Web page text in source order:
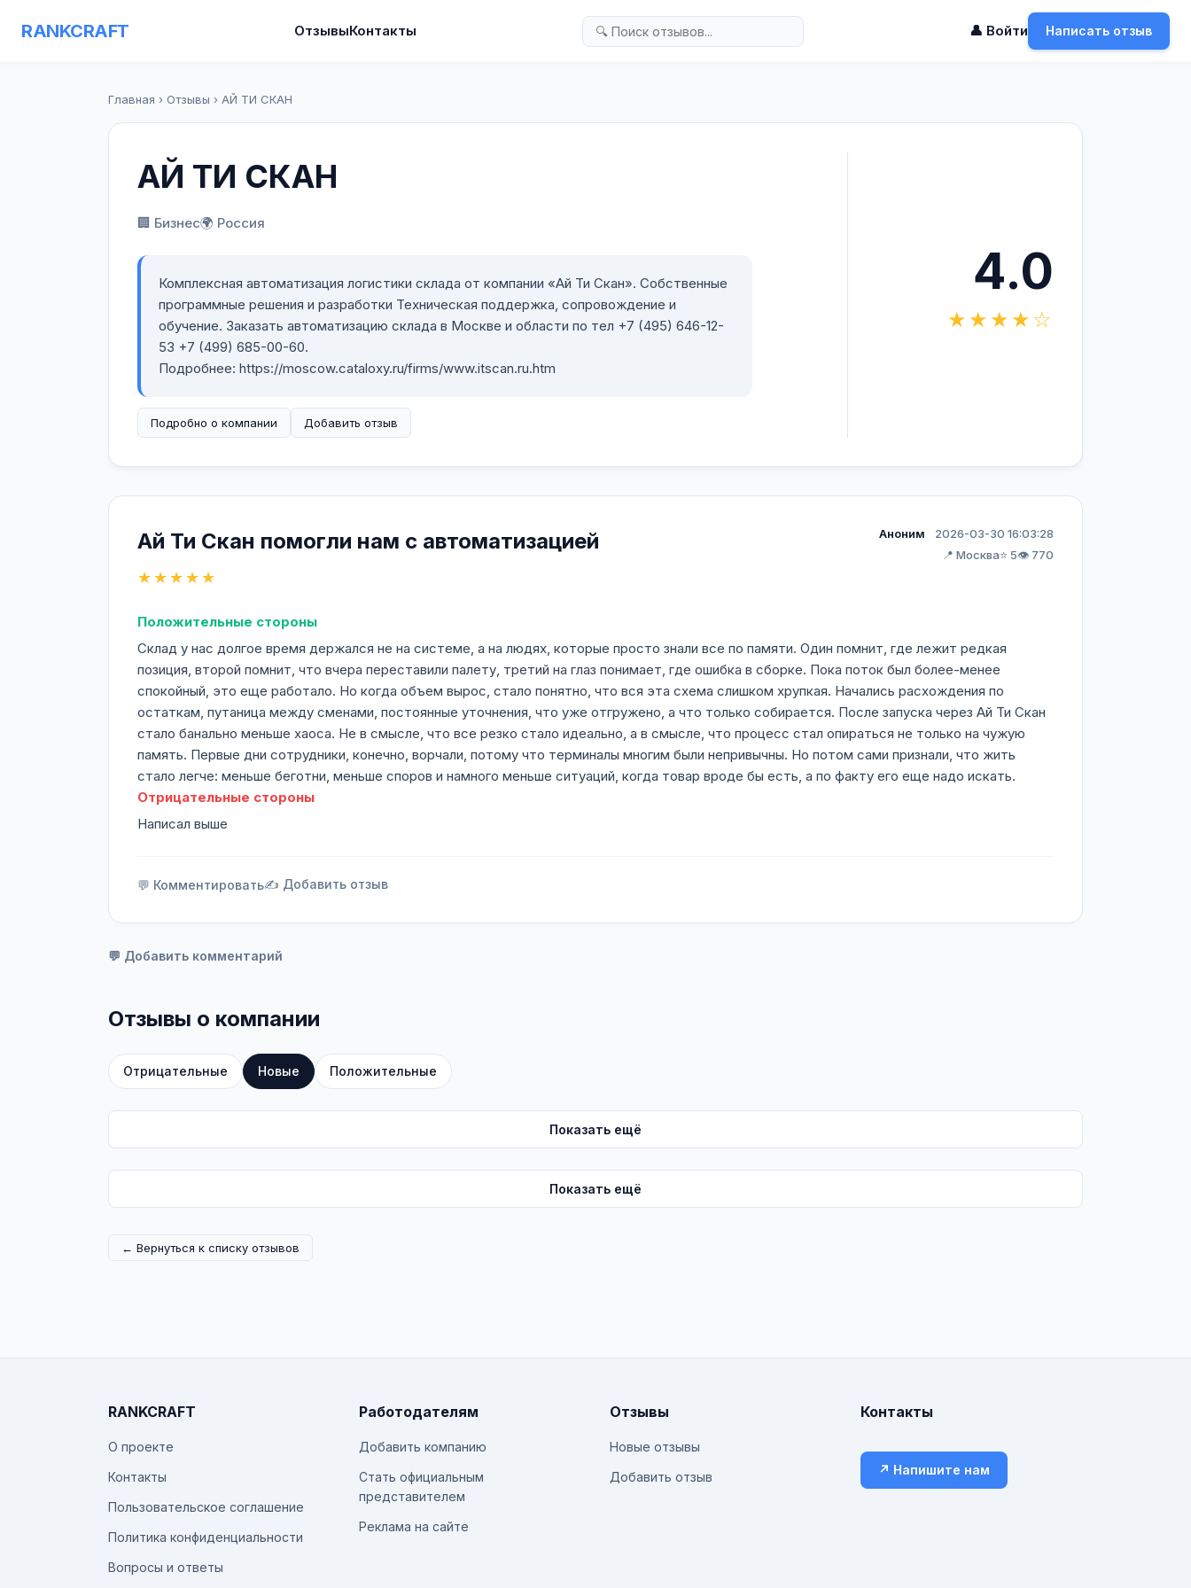
RANKCRAFT ОтзывыКонтакты 👤 Войти Написать отзыв
Главная › Отзывы › АЙ ТИ СКАН
АЙ ТИ СКАН
🏢 Бизнес🌍 Россия
Комплексная автоматизация логистики склада от компании «Ай Ти Скан». Собственные
программные решения и разработки Техническая поддержка, сопровождение и
обучение. Заказать автоматизацию склада в Москве и области по тел +7 (495) 646-12-
53 +7 (499) 685-00-60.
Подробнее: https://moscow.cataloxy.ru/firms/www.itscan.ru.htm
Подробно о компании Добавить отзыв
4.0
★★★★☆
Ай Ти Скан помогли нам с автоматизацией
★★★★★
Аноним
2026-03-30 16:03:28
📍 Москва⭐ 5👁️ 770
Положительные стороны
Склад у нас долгое время держался не на системе, а на людях, которые просто знали все по памяти. Один помнит, где лежит редкая
позиция, второй помнит, что вчера переставили палету, третий на глаз понимает, где ошибка в сборке. Пока поток был более-менее
спокойный, это еще работало. Но когда объем вырос, стало понятно, что вся эта схема слишком хрупкая. Начались расхождения по
остаткам, путаница между сменами, постоянные уточнения, что уже отгружено, а что только собирается. После запуска через Ай Ти Скан
стало банально меньше хаоса. Не в смысле, что все резко стало идеально, а в смысле, что процесс стал опираться не только на чужую
память. Первые дни сотрудники, конечно, ворчали, потому что терминалы многим были непривычны. Но потом сами признали, что жить
стало легче: меньше беготни, меньше споров и намного меньше ситуаций, когда товар вроде бы есть, а по факту его еще надо искать.
Отрицательные стороны
Написал выше
💬 Комментировать✍️ Добавить отзыв
💬 Добавить комментарий
Отзывы о компании
Отрицательные Новые Положительные
Показать ещё
Показать ещё
← Вернуться к списку отзывов
RANKCRAFT
О проекте
Контакты
Пользовательское соглашение
Политика конфиденциальности
Вопросы и ответы
Работодателям
Добавить компанию
Стать официальным
представителем
Реклама на сайте
Отзывы
Новые отзывы
Добавить отзыв
Контакты
↗ Напишите нам